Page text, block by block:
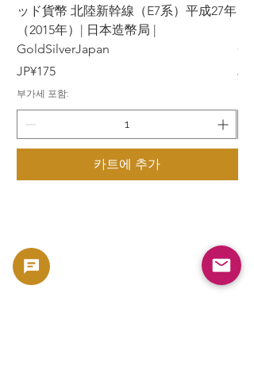
ッド貨幣 北陸新幹線（E7系）平成27年
（2015年）| 日本造幣局 |
GoldSilverJapan
가격
JP¥175
부가세 포함:
카트에 추가